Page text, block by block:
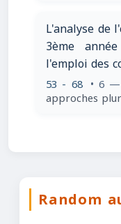
L'analyse de
3ème
l'emploi des
53 - 68 • 6
approches
Random